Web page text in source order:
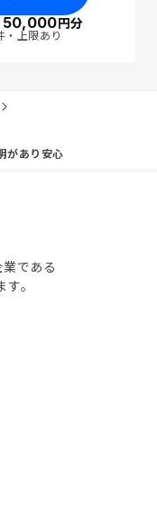
50,000円分
上限あり
があり安心
である
。